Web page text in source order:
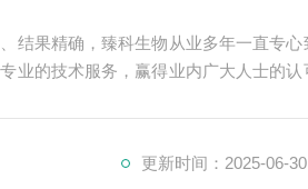
结果精确，臻科生物从业多年一直专
业的技术服务，赢得业内广大人士的
更新时间：2025-06-30